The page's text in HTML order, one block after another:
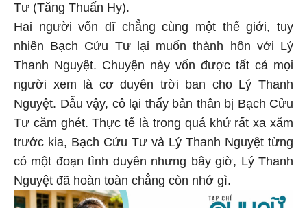
Tư (Tăng Thuấn Hy).
Hai người vốn dĩ chẳng cùng một thế giới, tuy
nhiên Bạch Cửu Tư lại muốn thành hôn với Lý
Thanh Nguyệt. Chuyện này vốn được tất cả mọi
người xem là cơ duyên trời ban cho Lý Thanh
Nguyệt. Dẫu vậy, cô lại thấy bản thân bị Bạch Cửu
Tư căm ghét. Thực tế là trong quá khứ rất xa xăm
trước kia, Bạch Cửu Tư và Lý Thanh Nguyệt từng
có một đoạn tình duyên nhưng bây giờ, Lý Thanh
Nguyệt đã hoàn toàn chẳng còn nhớ gì.